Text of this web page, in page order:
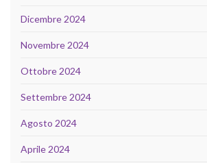
Dicembre 2024
Novembre 2024
Ottobre 2024
Settembre 2024
Agosto 2024
Aprile 2024